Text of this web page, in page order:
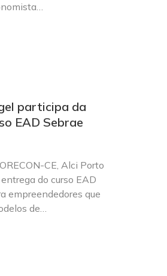
participa da
EAD Sebrae
CE, Alci Porto
do curso EAD
empreendedores que
de…